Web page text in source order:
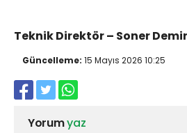
Teknik Direktör – Soner
Güncelleme: 15 Mayıs 2026 10:25
Yorumyaz